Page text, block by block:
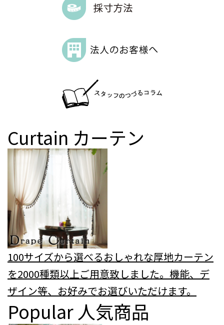
Curtain カーテン
100サイズから選べるおしゃれな厚地カーテン
を2000種類以上ご用意致しました。機能、デ
ザイン等、お好みでお選びいただけます。
Popular 人気商品